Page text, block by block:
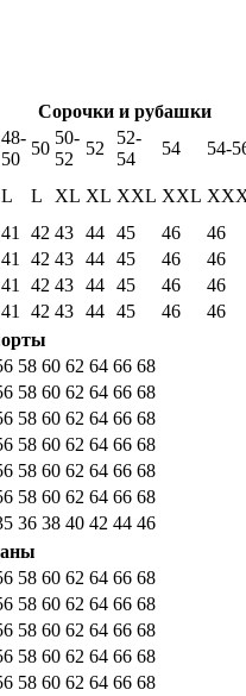
Сорочки и рубашки
48-
50
50
50-
52
52
52-
54
54
54-
L L XL XL XXL XXL
41 42 43 44 45 46
46
41 42 43 44 45 46
46
41 42 43 44 45 46
46
41 42 43 44 45 46
46
58 60 62 64 66 68
58 60 62 64 66 68
58 60 62 64 66 68
58 60 62 64 66 68
58 60 62 64 66 68
58 60 62 64 66 68
36 38 40 42 44 46
58 60 62 64 66 68
58 60 62 64 66 68
58 60 62 64 66 68
58 60 62 64 66 68
58 60 62 64 66 68